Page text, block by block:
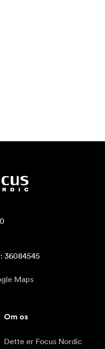
36084545
Maps
Om os
Dette er Focus Nordic